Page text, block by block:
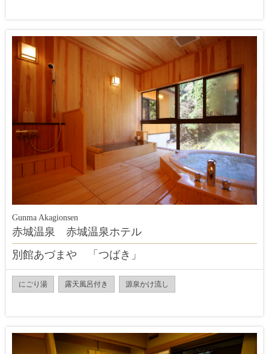
Gunma Akagionsen
赤城温泉 赤城温泉ホテル
別館あづまや 「つばき」
にごり湯 露天風呂付き 源泉かけ流し